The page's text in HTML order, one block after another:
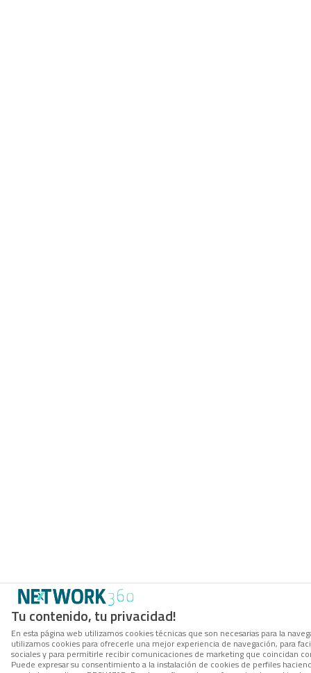
Tu contenido, tu privacidad!
En esta página web utilizamos cookies técnicas que son necesarias para la
utilizamos cookies para ofrecerle una mejor experiencia de navegación, para
sociales y para permitirle recibir comunicaciones de marketing que coincidan
Puede expresar su consentimiento a la instalación de cookies de perfiles